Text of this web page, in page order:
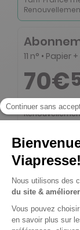
70€
Tarif France
Papier +
2€30
Prix par n°
Tarif France